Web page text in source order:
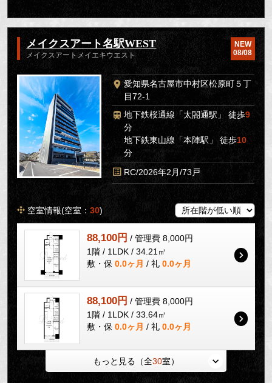
メイクスアート名駅WEST
メイクスアートメイエキウエスト
NEW
08/08
愛知県名古屋市中村区松原町５丁
目72-1
地下鉄桜通線「太閤通駅」 徒歩9
分
地下鉄東山線「本陣駅」 徒歩10
分
RC/2026年2月/73戸
空室情報(空室：30)
88,100円 / 管理費 8,000円
1階 / 1LDK / 34.21㎡
敷・保 0.0ヶ月 / 礼 0.0ヶ月
88,100円 / 管理費 8,000円
1階 / 1LDK / 33.64㎡
敷・保 0.0ヶ月 / 礼 0.0ヶ月
もっと見る（全30室）